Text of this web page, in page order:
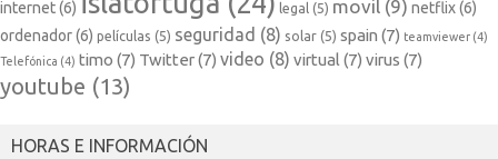
internet(6) legal (5) movil (9) netflix(6)
ordenador(6) películas (5) seguridad (8) solar (5) spain (7) teamviewer (4)
Telefónica (4) timo (7) Twitter(7) video (8) virtual (7) virus (7)
youtube (13)
HORAS E INFORMACIÓN